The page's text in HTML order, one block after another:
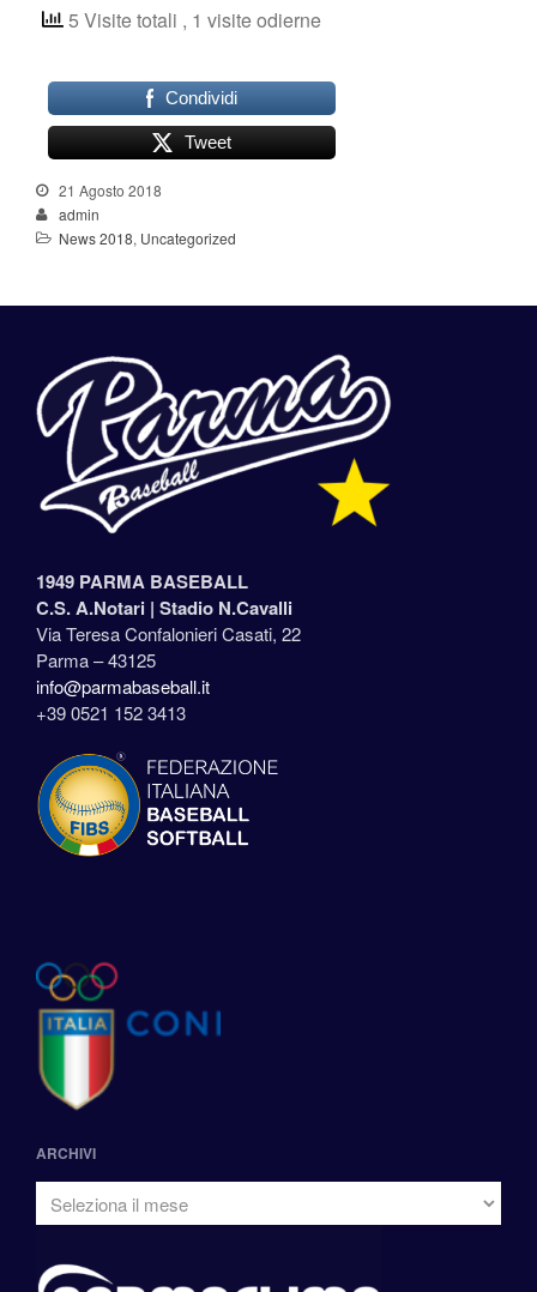
5 Visite totali , 1 visite odierne
Condividi
Tweet
21 Agosto 2018
admin
News 2018, Uncategorized
1949 PARMA BASEBALL
C.S. A.Notari | Stadio N.Cavalli
Via Teresa Confalonieri Casati, 22
Parma – 43125
info@parmabaseball.it
+39 0521 152 3413
ARCHIVI